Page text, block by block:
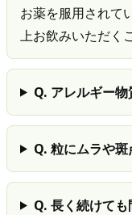
お薬を服用されて
上お飲みいただく
Q. アレルギー
Q. 粒にムラや
Q. 長く続けて